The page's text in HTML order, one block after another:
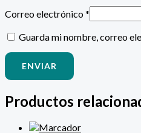
Correo electrónico*
Guarda mi nombre, correo
Productos